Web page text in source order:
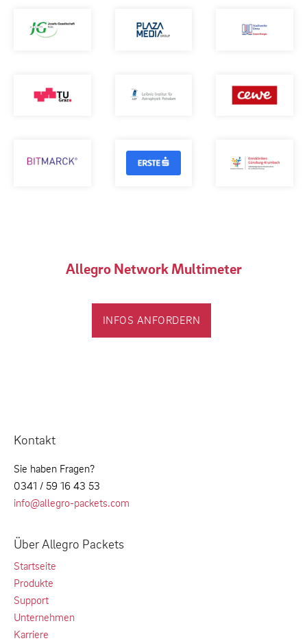
Allegro Network Multimeter
INFOS ANFORDERN
Kontakt
Sie haben Fragen?
0341 / 59 16 43 53
info@allegro-packets.com
Über Allegro Packets
Startseite
Produkte
Support
Unternehmen
Karriere